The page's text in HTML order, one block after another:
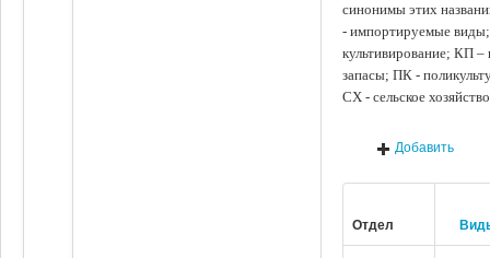
синонимы этих
- импортируемые
культивирование; КП
запасы; ПК -
СХ - сельское
Добавить
Отдел